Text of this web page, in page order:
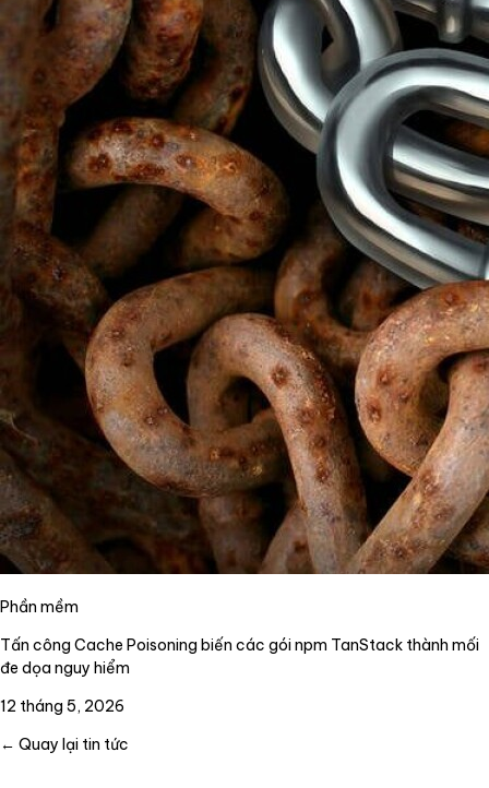
Phần mềm
Tấn công Cache Poisoning biến các gói npm TanStack thành mối
đe dọa nguy hiểm
12 tháng 5, 2026
← Quay lại tin tức